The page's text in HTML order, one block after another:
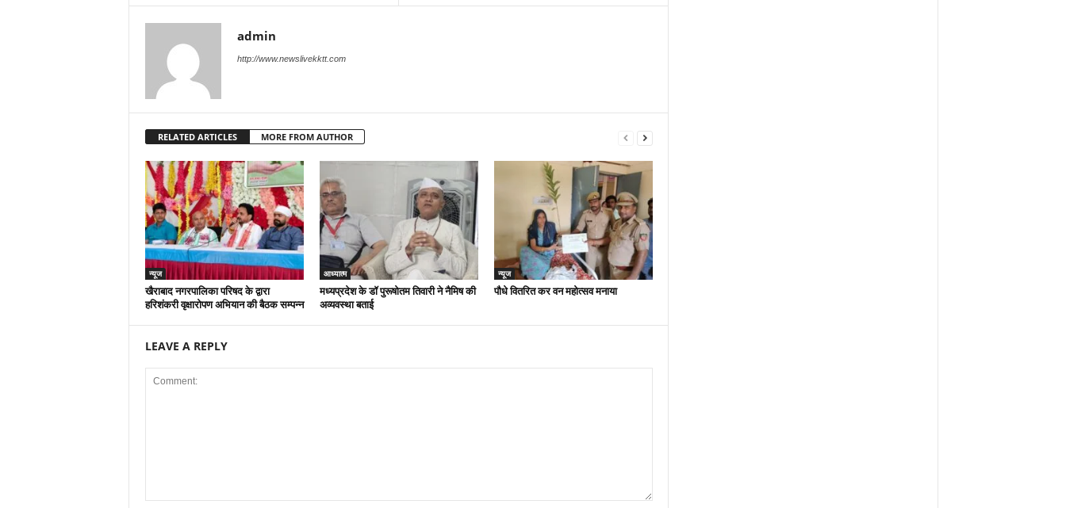
admin
http://www.newslivekktt.com
RELATED ARTICLES MORE FROM AUTHOR
न्यूज
खैराबाद नगरपालिका परिषद के द्वारा
हरिशंकरी वृक्षारोपण अभियान की बैठक सम्पन्न
आध्यात्म
मध्यप्रदेश के डॉ पुरूषोतम तिवारी ने नैमिष की
अव्यवस्था बताई
न्यूज
पौधे वितरित कर वन महोत्सव मनाया
LEAVE A REPLY